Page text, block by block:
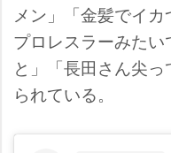
メン」「金髪でイカ
プロレスラーみた
と」「長田さん尖
られている。